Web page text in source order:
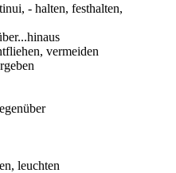
- halten, festhalten,
vermeiden
leuchten